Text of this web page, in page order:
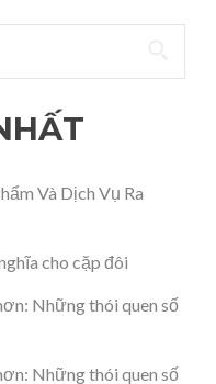
Và Dịch Vụ Ra
cho cặp đôi
Những thói quen số
Những thói quen số